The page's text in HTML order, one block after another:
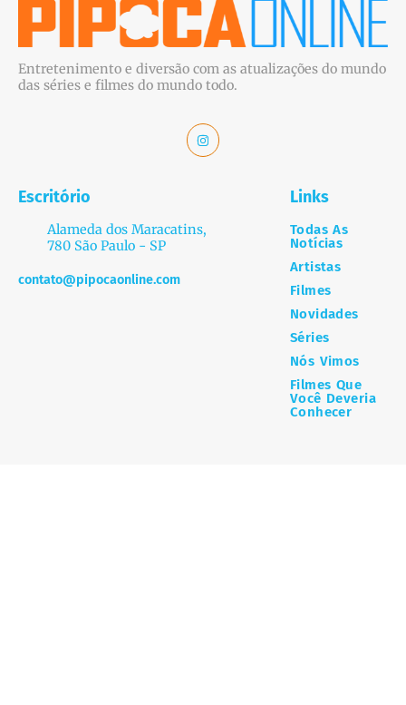
Entretenimento e diversão com as atualizações do mundo
das séries e filmes do mundo todo.
Escritório
Alameda dos Maracatins,
780 São Paulo - SP
contato@pipocaonline.com
Links
Todas As
Notícias
Artistas
Filmes
Novidades
Séries
Nós Vimos
Filmes Que
Você Deveria
Conhecer